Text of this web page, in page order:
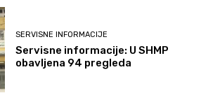
SERVISNE INFORMACIJE
Servisne informacije: U SHMP
obavljena 94 pregleda